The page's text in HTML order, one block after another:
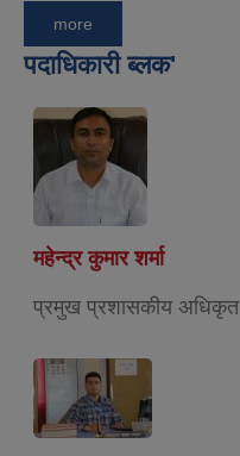
more
पदाधिकारी ब्लक'
महेन्द्र कुमार शर्मा
प्रमुख प्रशासकीय अधिकृत